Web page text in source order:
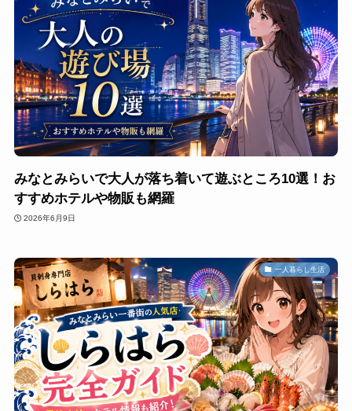
みなとみらいで大人が落ち着いて遊ぶところ10選！お
すすめホテルや物販も網羅
2026年6月9日
一人暮らし生活